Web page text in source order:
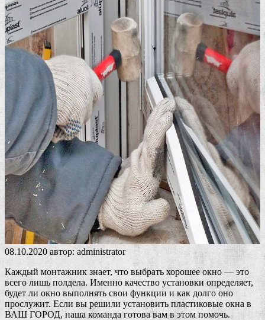
08.10.2020 автор: administrator
Каждый монтажник знает, что выбрать хорошее окно — это
всего лишь полдела. Именно качество установки определяет,
будет ли окно выполнять свои функции и как долго оно
прослужит. Если вы решили установить пластиковые окна в
ВАШ ГОРОД, наша команда готова вам в этом помочь.